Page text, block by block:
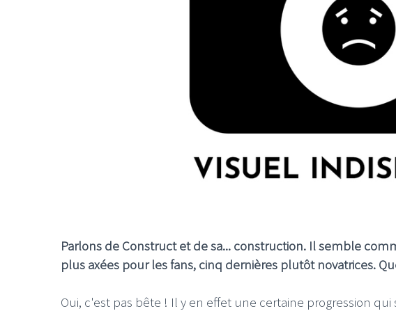
Parlons de Construct et de sa... construction. Il semble
plus axées pour les fans, cinq dernières plutôt novatrices.
Oui, c'est pas bête ! Il y en effet une certaine progression